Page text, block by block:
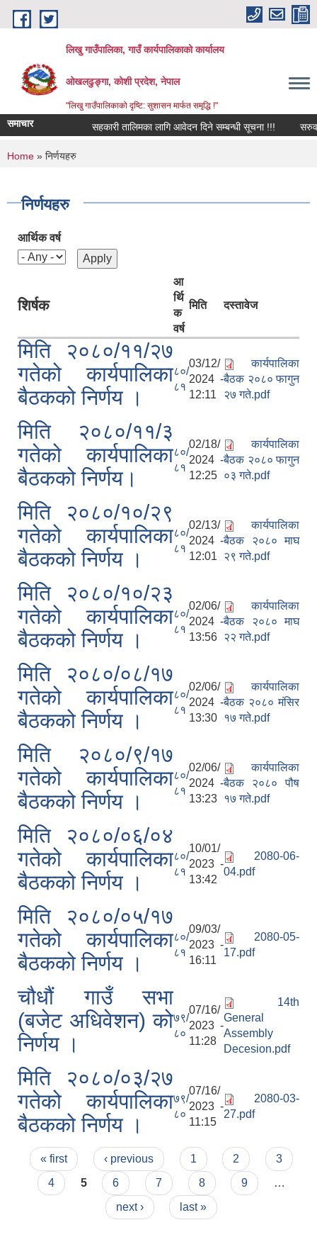
Skip to main content
लिखु गाउँपालिका, गाउँ कार्यपालिकाको कार्यालय
ओखलढुङ्गा, कोशी प्रदेश, नेपाल
"लिखु गाउँपालिकाको दृष्टि: सुशासन मार्फत समृद्धि !"
समाचार सहकारी तालिमका लागि आवेदन दिने सम्बन्धी सूचना !!!
You are here
Home » निर्णयहरु
निर्णयहरु
आर्थिक वर्ष
शिर्षक
आ
र्थि
क
वर्ष
मिति दस्तावेज
मिति २०८०/११/२७
गतेको कार्यपालिका
बैठकको निर्णय ।
८०/
८१
03/12/
2024 -
12:11
कार्यपालिका
बैठक २०८० फागुन
२७ गते.pdf
मिति २०८०/११/३
गतेको कार्यपालिका
बैठकको निर्णय।
८०/
८१
02/18/
2024 -
12:25
कार्यपालिका
बैठक २०८० फागुन
०३ गते.pdf
मिति २०८०/१०/२९
गतेको कार्यपालिका
बैठकको निर्णय ।
८०/
८१
02/13/
2024 -
12:01
कार्यपालिका
बैठक २०८० माघ
२९ गते.pdf
मिति २०८०/१०/२३
गतेको कार्यपालिका
बैठकको निर्णय ।
८०/
८१
02/06/
2024 -
13:56
कार्यपालिका
बैठक २०८० माघ
२२ गते.pdf
मिति २०८०/०८/१७
गतेको कार्यपालिका
बैठकको निर्णय ।
८०/
८१
02/06/
2024 -
13:30
कार्यपालिका
बैठक २०८० मंसिर
१७ गते.pdf
मिति २०८०/९/१७
गतेको कार्यपालिका
बैठकको निर्णय ।
८०/
८१
02/06/
2024 -
13:23
कार्यपालिका
बैठक २०८० पौष
१७ गते.pdf
मिति २०८०/०६/०४
गतेको कार्यपालिका
बैठकको निर्णय ।
८०/
८१
10/01/
2023 -
13:42
2080-06-
04.pdf
मिति २०८०/०५/१७
गतेको कार्यपालिका
बैठकको निर्णय ।
८०/
८१
09/03/
2023 -
16:11
2080-05-
17.pdf
चौधौं गाउँ सभा
(बजेट अधिवेशन) को
निर्णय ।
७९/
८०
07/16/
2023 -
11:28
14th
General
Assembly
Decesion.pdf
मिति २०८०/०३/२७
गतेको कार्यपालिका
बैठकको निर्णय ।
७९/
८०
07/16/
2023 -
11:15
2080-03-
27.pdf
Pages
« first ‹ previous 1 2
3
4
5 6 7 8 9
…
next ›
last »